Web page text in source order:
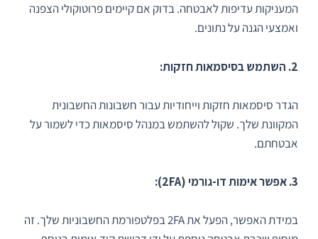
המעניקות עדיפות לאבטחה. בדוק אם קיימים פרוטוקולי הצפנה
ואמצעי הגנה על נתונים.
2. השתמש בסיסמאות חזקות:
הגדר סיסמאות חזקות וייחודיות עבור חשבונות החשבונית
המקוונת שלך. שקול להשתמש במנהל סיסמאות כדי לשמור על
אבטחתם.
3. אפשר אימות דו-גורמי (2FA):
במידת האפשר, הפעל את 2FA בפלטפורמת החשבוניות שלך. זה